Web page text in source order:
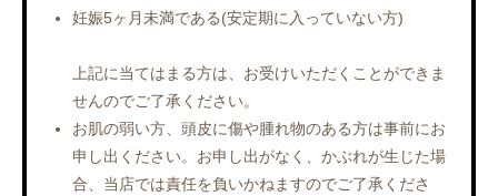
妊娠5ヶ月未満である(安定期に入っていない方)
上記に当てはまる方は、お受けいただくことができま
せんのでご了承ください。
お肌の弱い方、頭皮に傷や腫れ物のある方は事前にお
申し出ください。お申し出がなく、かぶれが生じた場
合、当店では責任を負いかねますのでご了承くださ